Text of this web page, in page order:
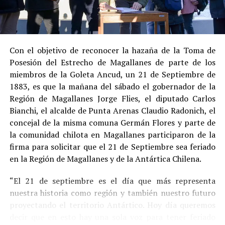
registrar antecedentes penales previos.
Estas circunstancias jurídicas, sumadas al
procedimiento abreviado, redujeron la posibilidad de un
cumplimiento efectivo en recinto penitenciario.
Indemnización a la víctima y nueva investigación
por ocultamiento de bienes
En el ámbito civil, elJuzgado de Letras de Castrodictó
enseptiembre de 2023una sentencia que obliga a
Pedro Montecinos apagar una indemnización total de
$120 millonespor concepto de daño moral:
$80 millonesa favor de la víctima.
$40 millonesa favor de su madre.
Sin embargo, la Fiscalía abrió una nueva línea
Con el objetivo de reconocer la hazaña de la Toma de
Posesión del Estrecho de Magallanes de parte de los
miembros de la Goleta Ancud, un 21 de Septiembre de
1883, es que la mañana del sábado el gobernador de la
Región de Magallanes Jorge Flies, el diputado Carlos
Bianchi, el alcalde de Punta Arenas Claudio Radonich, el
concejal de la misma comuna Germán Flores y parte de
la comunidad chilota en Magallanes participaron de la
firma para solicitar que el 21 de Septiembre sea feriado
en la Región de Magallanes y de la Antártica Chilena.
“El 21 de septiembre es el día que más representa
nuestra historia como región y también nuestro futuro
proyectando el territorio Antártico. Hoy día queremos